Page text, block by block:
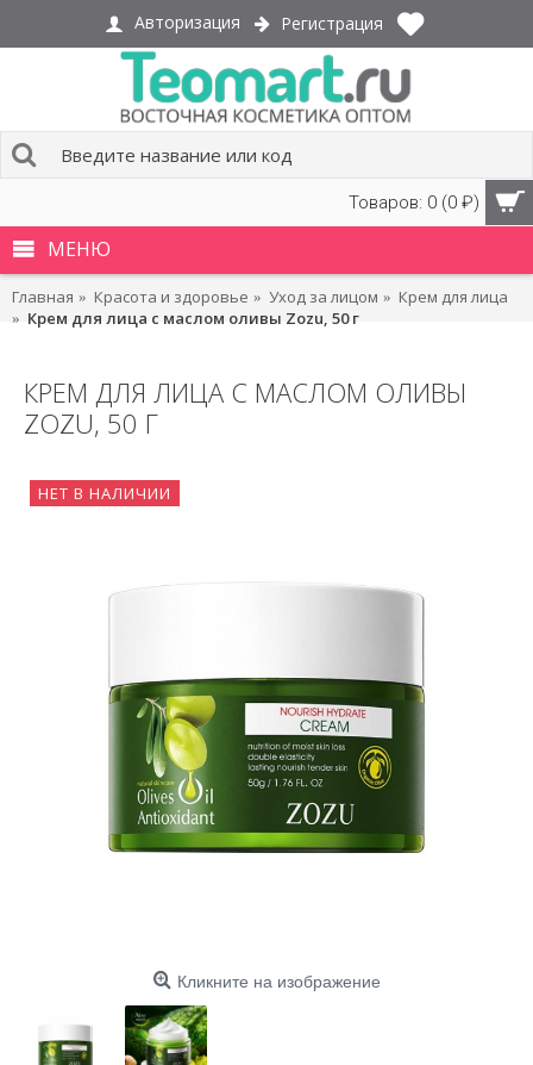
Авторизация Регистрация
Товаров: 0 (0 ₽)
МЕНЮ
Главная Красота и здоровье Уход за лицом
Крем для лица
Крем для лица с маслом оливы Zozu, 50 г
КРЕМ ДЛЯ ЛИЦА С МАСЛОМ ОЛИВЫ
ZOZU, 50 Г
НЕТ В НАЛИЧИИ
Кликните на изображение